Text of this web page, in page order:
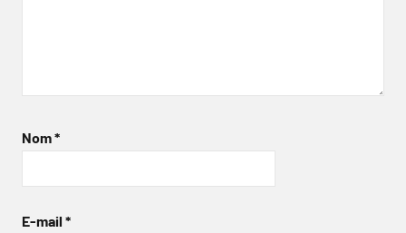
Nom*
E-mail *